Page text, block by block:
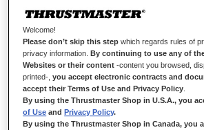
THRUSTMASTER HOTAS
DUAL THROTTLES
Pour les possesseurs d’un stick, pouvoir
manette des gaz indépendante permet de
la configuration HOTAS (Hands On
celle la plus proche de la réalité. Le
Throttles ouvre non seulement cette
Welcome!
Please don’t skip this step which regards rules of
privacy information.
By continuing to use any of
Websites or their content -content you browsed,
printed-,you accept electronic contracts and
accept their Terms of Use and Privacy Policy
By using the Thrustmaster Shop in U.S.A., you
of Use and Privacy Policy.
By using the Thrustmaster Shop in Canada, you